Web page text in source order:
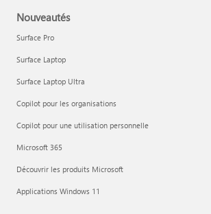
Nouveautés
Surface Pro
Surface Laptop
Surface Laptop Ultra
Copilot pour les organisations
Copilot pour une utilisation personnelle
Microsoft 365
Découvrir les produits Microsoft
Applications Windows 11